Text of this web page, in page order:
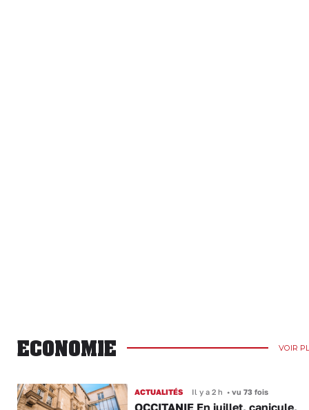
ECONOMIE VOIR
ACTUALITÉS Il y a 2 h •vu 73 fois
OCCITANIE En juillet, canicule,